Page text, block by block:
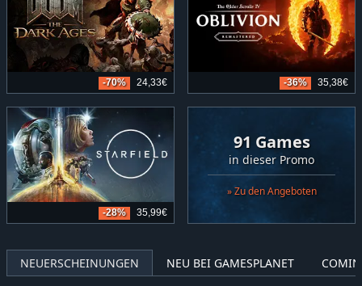
-70% 24,33€ -36% 35,38€
-28% 35,99€
91 Games
in dieser Promo
» Zu den Angeboten
NEUERSCHEINUNGEN NEU BEI GAMESPLANET